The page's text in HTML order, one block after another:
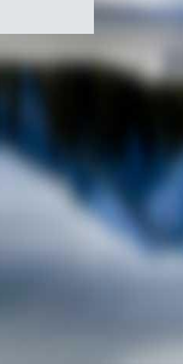
du
Canada